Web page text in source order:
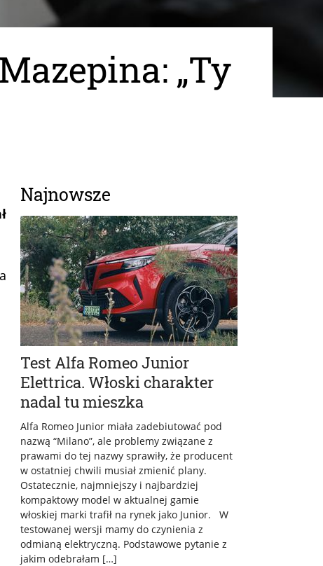
„Ty
Najnowsze
Test Alfa Romeo Junior
Elettrica. Włoski charakter
nadal tu mieszka
Alfa Romeo Junior miała zadebiutować pod
nazwą “Milano”, ale problemy związane z
prawami do tej nazwy sprawiły, że producent
w ostatniej chwili musiał zmienić plany.
Ostatecznie, najmniejszy i najbardziej
kompaktowy model w aktualnej gamie
włoskiej marki trafił na rynek jako Junior. W
testowanej wersji mamy do czynienia z
odmianą elektryczną. Podstawowe pytanie z
jakim odebrałam […]